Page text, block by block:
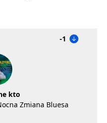
-1
kto
Zmiana Bluesa